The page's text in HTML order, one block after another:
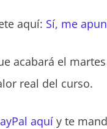
aquí: Sí, me
acabará el
real del curso.
aquí y te